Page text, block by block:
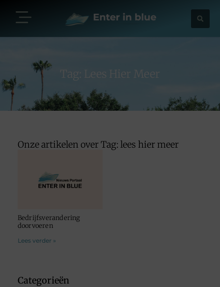
Tag: Lees Hier Meer
Categorieën
Onze artikelen over Tag: lees hier meer
Bedrijfsverandering
doorvoeren
Lees verder »